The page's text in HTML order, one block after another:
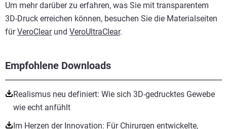
Empfohlene Downloads
Realismus neu definiert: Wie sich 3D-gedrucktes Gewebe
wie echt anfühlt
Im Herzen der Innovation: Für Chirurgen entwickelte,
Um mehr darüber zu erfahren, was Sie mit transparentem
3D-Druck erreichen können, besuchen Sie die Materialseiten
fürVeroClearund VeroUltraClear.